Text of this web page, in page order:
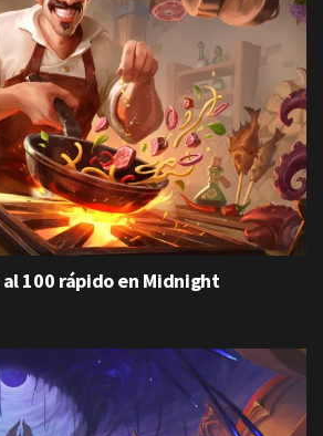
100 rápido en Midnight